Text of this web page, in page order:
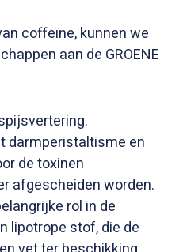
coffeïne, kunnen we
aan de GROENE
darmperistaltisme en
de toxinen
afgescheiden worden.
rol in de
lipotrope stof, die de